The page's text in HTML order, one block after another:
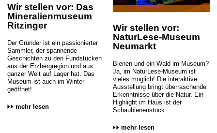
Wir stellen vor: Das
Mineralienmuseum
Ritzinger
Der Gründer ist ein passionierter
Sammler, der spannende
Geschichten zu den Fundstücken
aus der Erzbergregion und aus
ganzer Welt auf Lager hat. Das
Museum ist auch im Winter
geöffnet!
mehr lesen
Wir stellen vor:
NaturLese-Museum
Neumarkt
Bienen und ein Wald im Museum?
Ja, im NaturLese-Museum ist
vieles möglich! Die interaktive
Ausstellung bringt überraschende
Erkenntnisse über die Natur. Ein
Highlight im Haus ist der
Schaubienenstock.
mehr lesen